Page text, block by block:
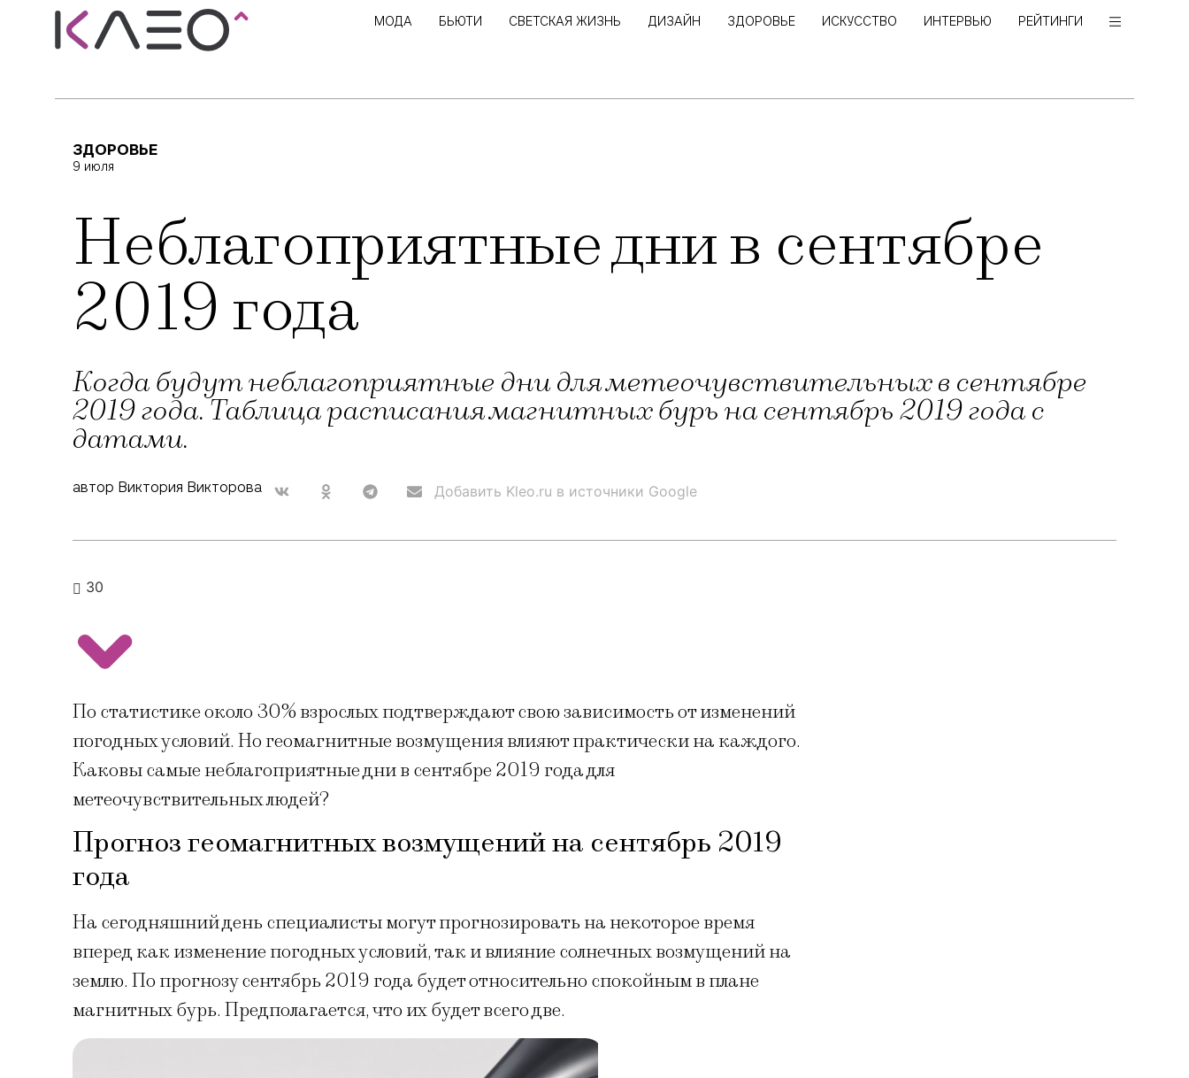
МОДА БЬЮТИ СВЕТСКАЯ ЖИЗНЬ ДИЗАЙН ЗДОРОВЬЕ ИСКУССТВО ИНТЕРВЬЮ РЕЙТИНГИ
ЗДОРОВЬЕ
9 июля
Неблагоприятные дни в сентябре
2019 года
Когда будут неблагоприятные дни для метеочувствительных в сентябре
2019 года. Таблица расписания магнитных бурь на сентябрь 2019 года с
датами.
автор Виктория Викторова Добавить Kleo.ru в источники Google
30
По статистике около 30% взрослых подтверждают свою зависимость от изменений
погодных условий. Но геомагнитные возмущения влияют практически на каждого.
Каковы самые неблагоприятные дни в сентябре 2019 года для
метеочувствительных людей?
Прогноз геомагнитных возмущений на сентябрь 2019
года
На сегодняшний день специалисты могут прогнозировать на некоторое время
вперед как изменение погодных условий, так и влияние солнечных возмущений на
землю. По прогнозу сентябрь 2019 года будет относительно спокойным в плане
магнитных бурь. Предполагается, что их будет всего две.